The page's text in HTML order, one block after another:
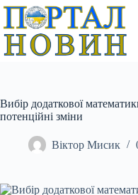
Перейти
вмісту
Вибір додаткової
потенційні зміни
Віктор Мисик